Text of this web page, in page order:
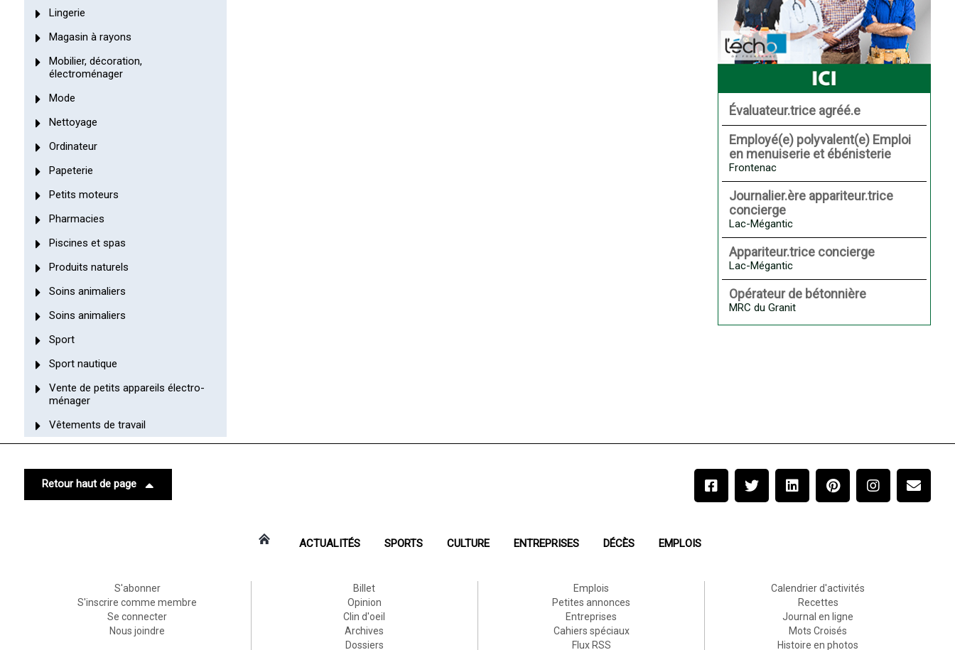
Lingerie
Magasin à rayons
Mobilier, décoration,
électroménager
Mode
Nettoyage
Ordinateur
Papeterie
Petits moteurs
Pharmacies
Piscines et spas
Produits naturels
Soins animaliers
Soins animaliers
Sport
Sport nautique
Vente de petits appareils électro-
ménager
Vêtements de travail
Évaluateur.trice agréé.e
Employé(e) polyvalent(e) Emploi
en menuiserie et ébénisterie
Frontenac
Journalier.ère appariteur.trice
concierge
Lac-Mégantic
Appariteur.trice concierge
Lac-Mégantic
Opérateur de bétonnière
MRC du Granit
Retour haut de page
ACTUALITÉS SPORTS CULTURE ENTREPRISES DÉCÈS EMPLOIS
S'abonner
S'inscrire comme membre
Se connecter
Nous joindre
Billet
Opinion
Clin d'oeil
Archives
Dossiers
Emplois
Petites annonces
Entreprises
Cahiers spéciaux
Flux RSS
Calendrier d'activités
Recettes
Journal en ligne
Mots Croisés
Histoire en photos